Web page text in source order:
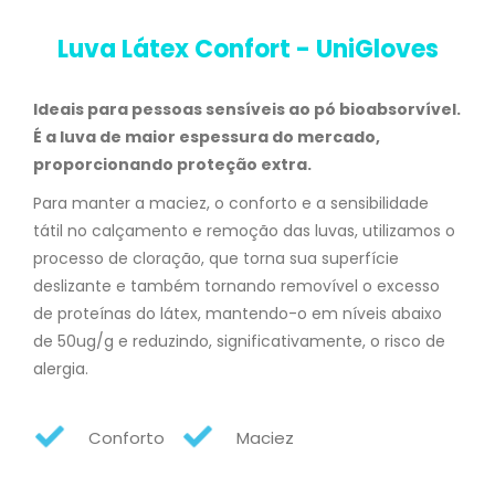
Luva Látex Confort - UniGloves
Ideais para pessoas sensíveis ao pó bioabsorvível.
É a luva de maior espessura do mercado,
proporcionando proteção extra.
Para manter a maciez, o conforto e a sensibilidade
tátil no calçamento e remoção das luvas, utilizamos o
processo de cloração, que torna sua superfície
deslizante e também tornando removível o excesso
de proteínas do látex, mantendo-o em níveis abaixo
de 50ug/g e reduzindo, significativamente, o risco de
alergia.
Conforto Maciez